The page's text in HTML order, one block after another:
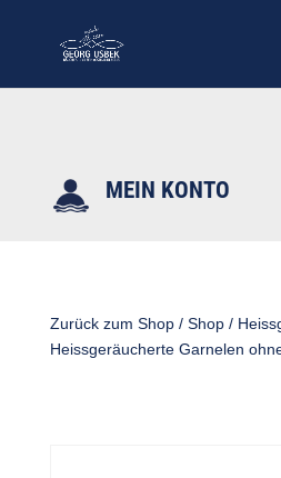
MEIN KONTO
Zurück zum Shop/ Shop/
Heissgeräucherte Garnelen